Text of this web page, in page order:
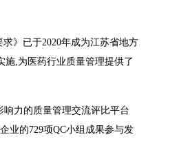
》已于2020年成为江苏省地方
施,为医药行业质量管理提供了
力的质量管理交流评比平台
业的729项QC小组成果参与发